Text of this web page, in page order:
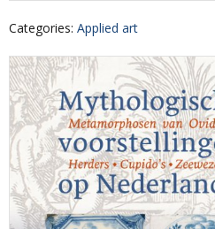
Categories: Applied art